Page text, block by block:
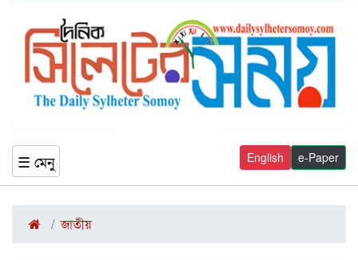
☰ মেনু e-Paper
English
জাতীয়